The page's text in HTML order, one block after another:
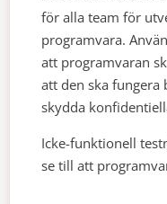
för alla team för
programvara.
att programvaran
att den ska fungera
skydda
Icke-funktionell
se till att